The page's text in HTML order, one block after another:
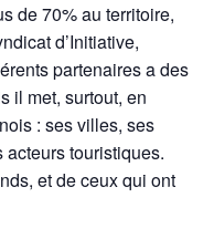
de 70% au territoire,
d’Initiative,
partenaires a des
il met, surtout, en
: ses villes, ses
touristiques.
et de ceux qui ont